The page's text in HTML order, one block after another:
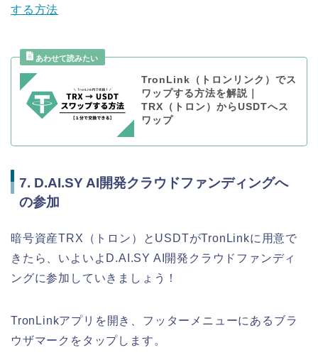
する方法
TronLink（トロンリンク）でス
ワップする方法を解説｜
TRX（トロン）からUSDTへス
ワップ
7. D.AI.SY AI開発クラウドファンディングへ
の参加
暗号資産TRX（トロン）とUSDTがTronLinkに用意で
きたら、いよいよD.AI.SY AI開発クラウドファンディ
ングに参加していきましょう！
TronLinkアプリを開き、フッターメニューにあるブラ
ウザマークをタップします。